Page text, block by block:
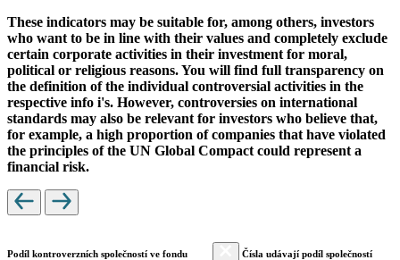
These indicators may be suitable for, among others, investors
who want to be in line with their values and completely exclude
certain corporate activities in their investment for moral,
political or religious reasons. You will find full transparency on
the definition of the individual controversial activities in the
respective info i's. However, controversies on international
standards may also be relevant for investors who believe that,
for example, a high proportion of companies that have violated
the principles of the UN Global Compact could represent a
financial risk.
Podíl kontroverzních společností ve fondu
Čísla udávají podíl společností